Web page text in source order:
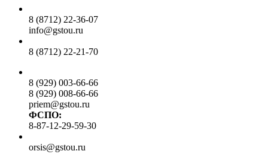
8 (8712) 22-36-07
info@gstou.ru
8 (8712) 22-21-70
8 (929) 003-66-66
8 (929) 008-66-66
priem@gstou.ru
ФСПО:
8-87-12-29-59-30
orsis@gstou.ru